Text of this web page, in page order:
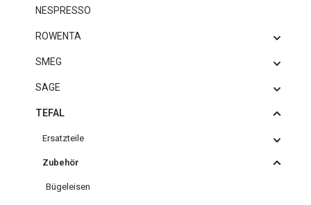
NESPRESSO
ROWENTA
SMEG
SAGE
TEFAL
Ersatzteile
Zubehör
Bügeleisen